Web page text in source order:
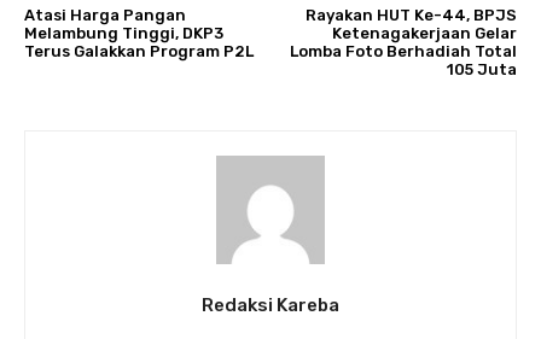
Atasi Harga Pangan
Melambung Tinggi, DKP3
Terus Galakkan Program P2L
Rayakan HUT Ke-44, BPJS
Ketenagakerjaan Gelar
Lomba Foto Berhadiah Total
105 Juta
Redaksi Kareba